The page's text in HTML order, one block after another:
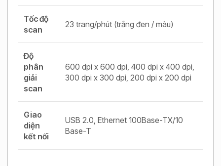
Tốc độ
scan
23 trang/phút (trắng đen / màu)
Độ
phân
giải
scan
600 dpi x 600 dpi, 400 dpi x 400 dpi,
300 dpi x 300 dpi, 200 dpi x 200 dpi
Giao
diện
kết nối
USB 2.0, Ethernet 100Base-TX/10
Base-T